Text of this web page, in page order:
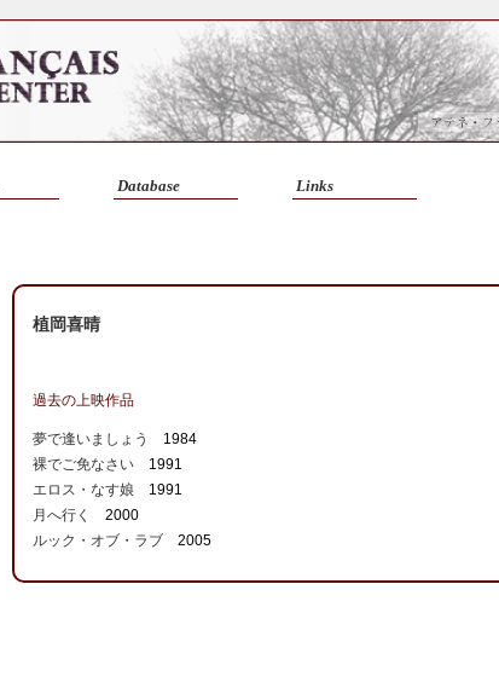
Database Links
植岡喜晴
過去の上映作品
夢で逢いましょう
1984
裸でご免なさい 1991
エロス・なす娘 1991
月へ行く
2000
ルック・オブ・ラブ 2005